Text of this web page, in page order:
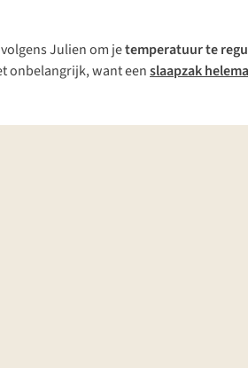
Julien om jetemperatuur te
onbelangrijk, want eenslaapzak